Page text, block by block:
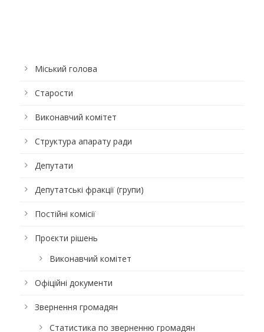
Міський голова
Старости
Виконавчий комітет
Структура апарату ради
Депутати
Депутатські фракції (групи)
Постійні комісії
Проєкти рішень
Виконавчий комітет
Офіційні документи
Звернення громадян
Статистика по зверненню громадян